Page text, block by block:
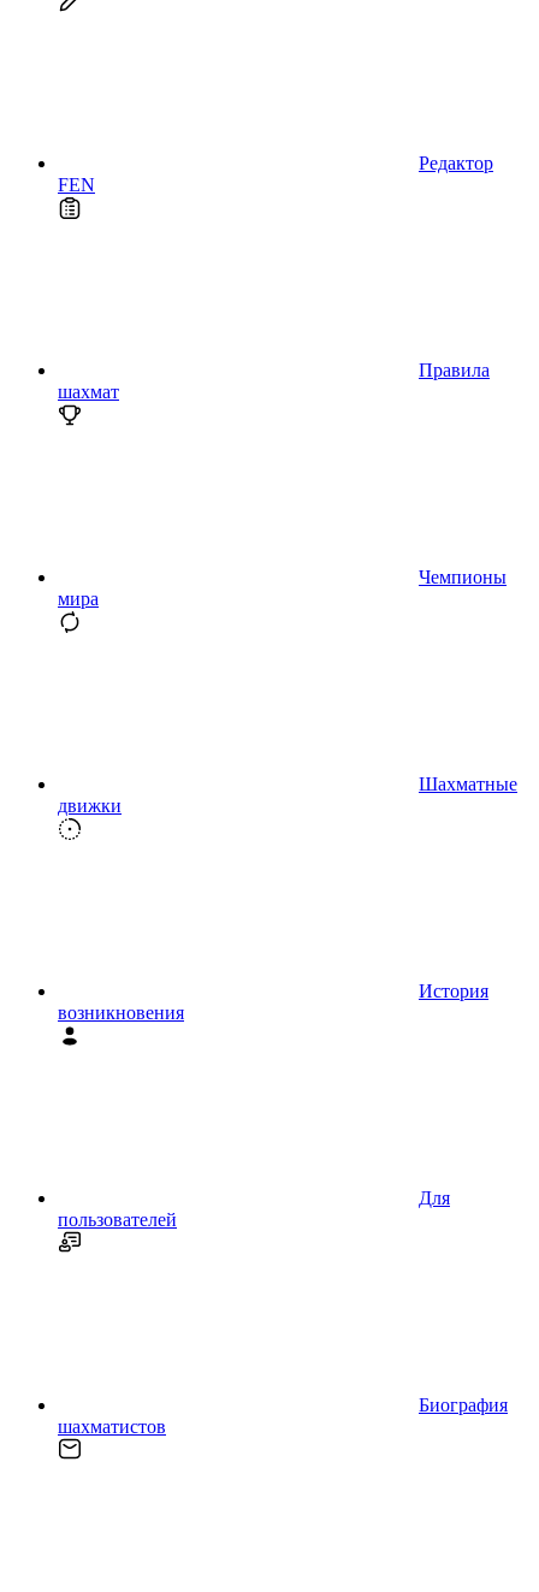
Редактор
FEN
Правила
шахмат
Чемпионы
мира
Шахматные
движки
История
возникновения
Для
пользователей
Биография
шахматистов